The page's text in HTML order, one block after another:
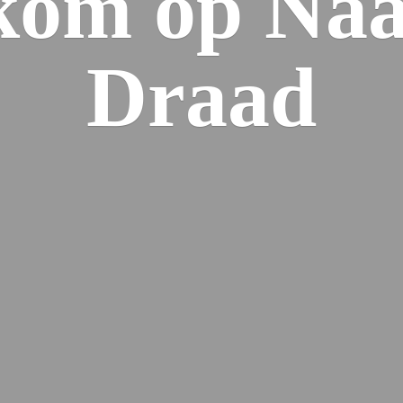
Draad